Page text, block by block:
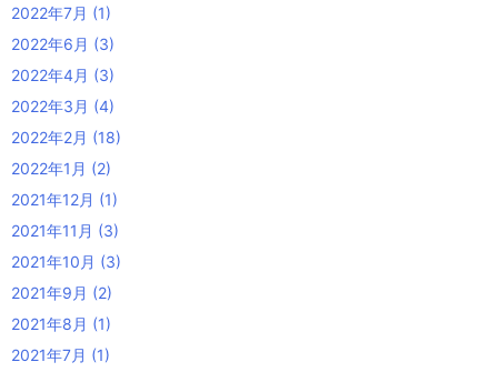
2022年7月 (1)
2022年6月 (3)
2022年4月 (3)
2022年3月 (4)
2022年2月 (18)
2022年1月 (2)
2021年12月 (1)
2021年11月 (3)
2021年10月 (3)
2021年9月 (2)
2021年8月 (1)
2021年7月 (1)